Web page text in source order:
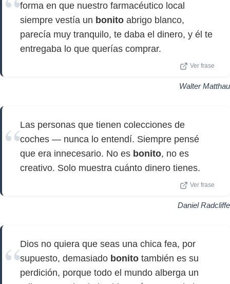
forma en que nuestro farmacéutico local
siempre vestía un bonito abrigo blanco,
parecía muy tranquilo, te daba el dinero, y él te
entregaba lo que querías comprar.
Ver frase
Walter Matthau
Las personas que tienen colecciones de
coches — nunca lo entendí. Siempre pensé
que era innecesario. No es bonito, no es
creativo. Solo muestra cuánto dinero tienes.
Ver frase
Daniel Radcliffe
Dios no quiera que seas una chica fea, por
supuesto, demasiado bonito también es su
perdición, porque todo el mundo alberga un